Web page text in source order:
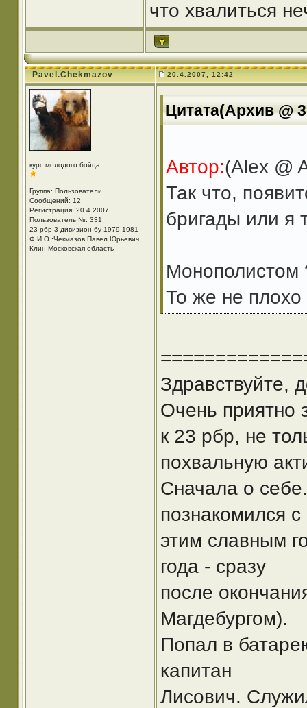
что хвалиться
Pavel.Chekmazov 20.4.2007, 12:42
курс молодого бойца
Группа: Пользователи
Сообщений: 12
Регистрация: 20.4.2007
Пользователь №: 331
23 рбр 3 дивизион бу 1979-1981
Ф.И.О.:Чекмазов Павел Юрьевич
Клин Московская область
Цитата(Архив @
Автор:(Alex @
Так что,
бригады или я
Монополистом
То же не плохо
Здравствуйте,
Очень приятно
к 23 рбр, не
похвальную
Сначала о
познакомился с
этим славным
года - сразу
после
Магдебургом).
Попал в
капитан
Лисович.